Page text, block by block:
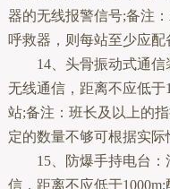
器的无线报警信号;备注
呼救器，则每站至少应配
14、头骨振动式通
无线通信，距离不应低于
站;备注：班长及以上的
定的数量不够可根据实际
15、防爆手持电台
信，距离不应低于